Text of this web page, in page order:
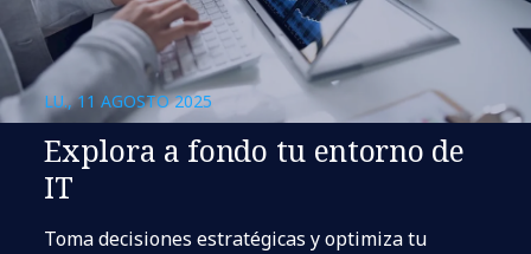
LU., 11 AGOSTO 2025
Explora a fondo tu entorno de
IT
Toma decisiones estratégicas y optimiza tu